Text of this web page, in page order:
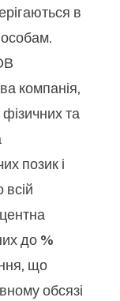
в
особам.
компанія,
та
позик і
всій
до %
що
обсязі